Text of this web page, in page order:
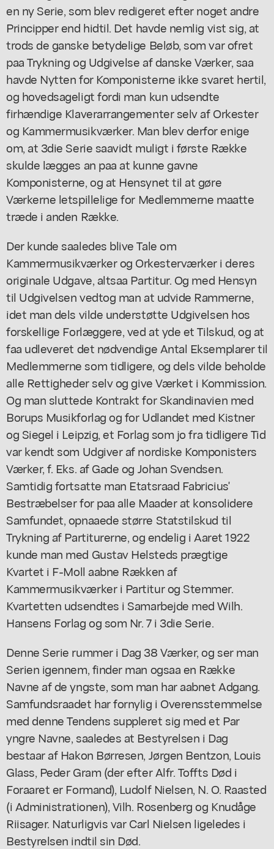
en ny Serie, som blev redigeret efter noget andre
Principper end hidtil. Det havde nemlig vist sig, at
trods de ganske betydelige Beløb, som var ofret
paa Trykning og Udgivelse af danske Værker, saa
havde Nytten for Komponisterne ikke svaret hertil,
og hovedsageligt fordi man kun udsendte
firhændige Klaverarrangementer selv af Orkester
og Kammermusikværker. Man blev derfor enige
om, at 3die Serie saavidt muligt i første Række
skulde lægges an paa at kunne gavne
Komponisterne, og at Hensynet til at gøre
Værkerne letspillelige for Medlemmerne maatte
træde i anden Række.
Der kunde saaledes blive Tale om
Kammermusikværker og Orkesterværker i deres
originale Udgave, altsaa Partitur. Og med Hensyn
til Udgivelsen vedtog man at udvide Rammerne,
idet man dels vilde understøtte Udgivelsen hos
forskellige Forlæggere, ved at yde et Tilskud, og at
faa udleveret det nødvendige Antal Eksemplarer til
Medlemmerne som tidligere, og dels vilde beholde
alle Rettigheder selv og give Værket i Kommission.
Og man sluttede Kontrakt for Skandinavien med
Borups Musikforlag og for Udlandet med Kistner
og Siegel i Leipzig, et Forlag som jo fra tidligere Tid
var kendt som Udgiver af nordiske Komponisters
Værker, f. Eks. af Gade og Johan Svendsen.
Samtidig fortsatte man Etatsraad Fabricius'
Bestræbelser for paa alle Maader at konsolidere
Samfundet, opnaaede større Statstilskud til
Trykning af Partiturerne, og endelig i Aaret 1922
kunde man med Gustav Helsteds prægtige
Kvartet i F-Moll aabne Rækken af
Kammermusikværker i Partitur og Stemmer.
Kvartetten udsendtes i Samarbejde med Wilh.
Hansens Forlag og som Nr. 7 i 3die Serie.
Denne Serie rummer i Dag 38 Værker, og ser man
Serien igennem, finder man ogsaa en Række
Navne af de yngste, som man har aabnet Adgang.
Samfundsraadet har fornylig i Overensstemmelse
med denne Tendens suppleret sig med et Par
yngre Navne, saaledes at Bestyrelsen i Dag
bestaar af Hakon Børresen, Jørgen Bentzon, Louis
Glass, Peder Gram (der efter Alfr. Toffts Død i
Foraaret er Formand), Ludolf Nielsen, N. O. Raasted
(i Administrationen), Vilh. Rosenberg og Knudåge
Riisager. Naturligvis var Carl Nielsen ligeledes i
Bestyrelsen indtil sin Død.